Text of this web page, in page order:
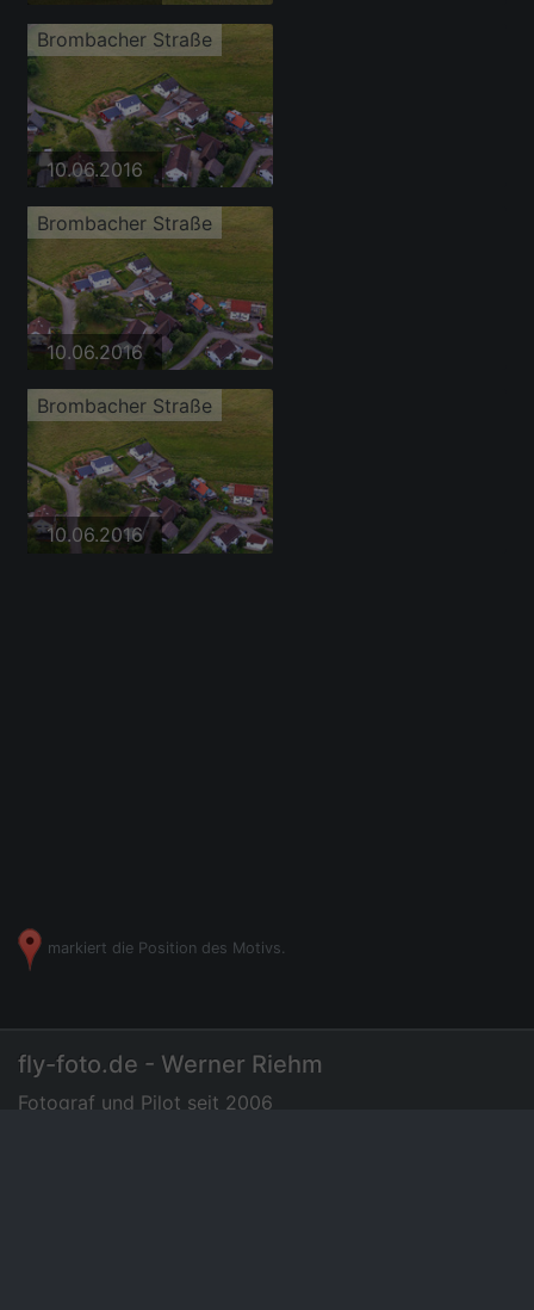
Brombacher Straße
10.06.2016
Brombacher Straße
10.06.2016
Brombacher Straße
10.06.2016
markiert die Position des Motivs.
fly-foto.de - Werner Riehm
Fotograf und Pilot seit 2006